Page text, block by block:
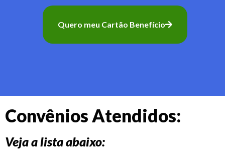
Quero meu Cartão Benefício
Convênios Atendidos:
Veja a lista abaixo: